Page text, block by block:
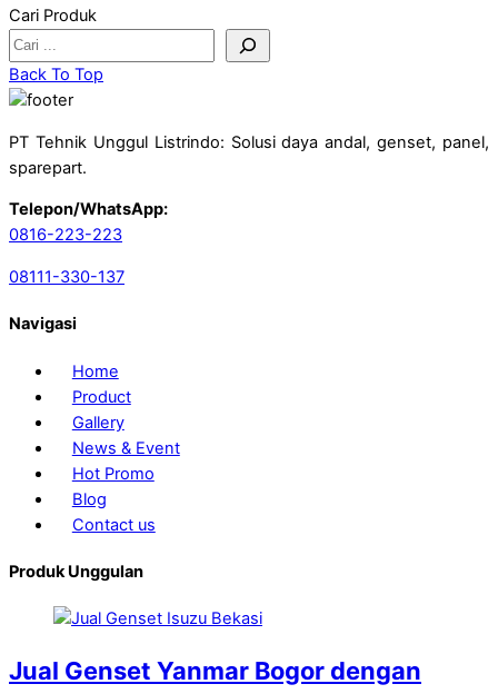
Cari Produk
Back To Top
PT Tehnik Unggul Listrindo: Solusi daya andal, genset, panel,
sparepart.
Telepon/WhatsApp:
0816-223-223
08111-330-137
Navigasi
Home
Product
Gallery
News & Event
Hot Promo
Blog
Contact us
Produk Unggulan
Jual Genset Yanmar Bogor dengan